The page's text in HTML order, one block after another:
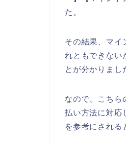
た。
その結果、マイ
れともできない
とが分かりまし
なので、こちら
払い方法に対応
を参考にされる